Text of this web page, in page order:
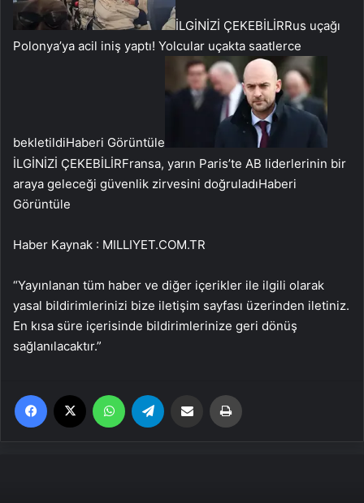
İLGİNİZİ ÇEKEBİLİRRus uçağı
Polonya’ya acil iniş yaptı! Yolcular uçakta saatlerce
bekletildiHaberi Görüntüle
İLGİNİZİ ÇEKEBİLİRFransa, yarın Paris’te AB liderlerinin bir
araya geleceği güvenlik zirvesini doğruladıHaberi
Görüntüle
Haber Kaynak : MILLIYET.COM.TR
“Yayınlanan tüm haber ve diğer içerikler ile ilgili olarak
yasal bildirimlerinizi bize iletişim sayfası üzerinden iletiniz.
En kısa süre içerisinde bildirimlerinize geri dönüş
sağlanılacaktır.”
Facebook WhatsApp Email'den paylaş